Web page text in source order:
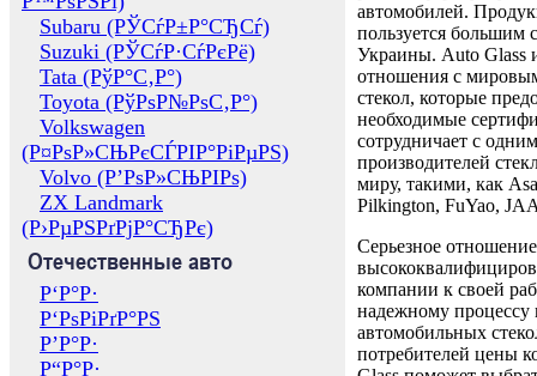
Subaru (РЎСѓР±Р°СЂСѓ)
Suzuki (РЎСѓР·СѓРєРё)
Tata (РўР°С‚Р°)
Toyota (РўРѕР№РѕС‚Р°)
Volkswagen
(Р¤РѕР»СЊРєСЃРІР°РіРµРЅ)
Volvo (Р’РѕР»СЊРІРѕ)
ZX Landmark
(Р›РµРЅРґРјР°СЂРє)
Отечественные авто
Р‘Р°Р·
Р‘РѕРіРґР°РЅ
Р’Р°Р·
Р“Р°Р·
автомобилей.
пользуется большим
Украины. Auto Glass
отношения с
стекол, которые
необходимые
сотрудничает с
производителей
миру, такими, как
Pilkington, FuYao,
Серьезное отношение
компании к своей
надежному процессу
автомобильных
потребителей цены